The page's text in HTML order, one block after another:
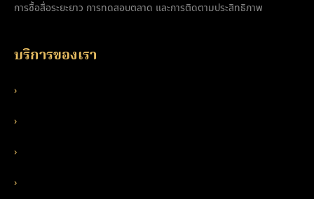
การซื้อสื่อระยะยาว การทดสอบตลาด และการติดตามประสิทธิภาพ
บริการของเรา
›
›
›
›